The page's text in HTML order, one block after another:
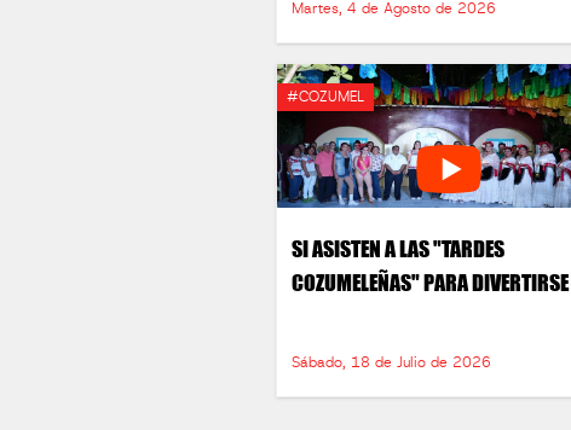
Martes, 4 de Agosto de 2026
#COZUMEL
SI ASISTEN A LAS "TARDES
COZUMELEÑAS" PARA DIVERTIRSE
Sábado, 18 de Julio de 2026